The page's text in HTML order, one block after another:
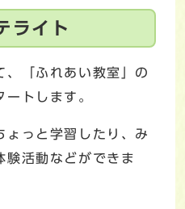
ライト
、「ふれあい教室」の
トします。
ょっと学習したり、み
験活動などができま